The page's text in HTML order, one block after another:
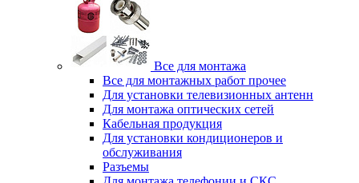
Все для монтажа
Все для монтажных работ прочее
Для установки телевизионных антенн
Для монтажа оптических сетей
Кабельная продукция
Для установки кондиционеров и
обслуживания
Разъемы